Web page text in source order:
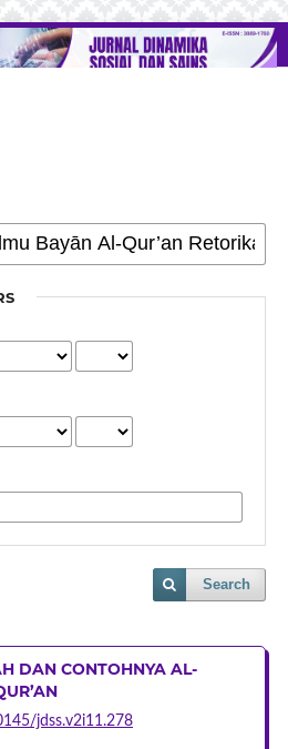
Search
DAN CONTOHNYA AL-
jdss.v2i11.278